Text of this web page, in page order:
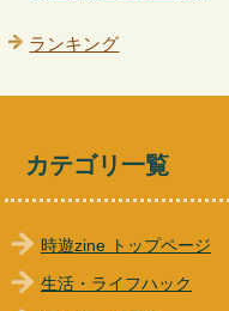
ランキング
カテゴリ一覧
時遊zine トップページ
生活・ライフハック